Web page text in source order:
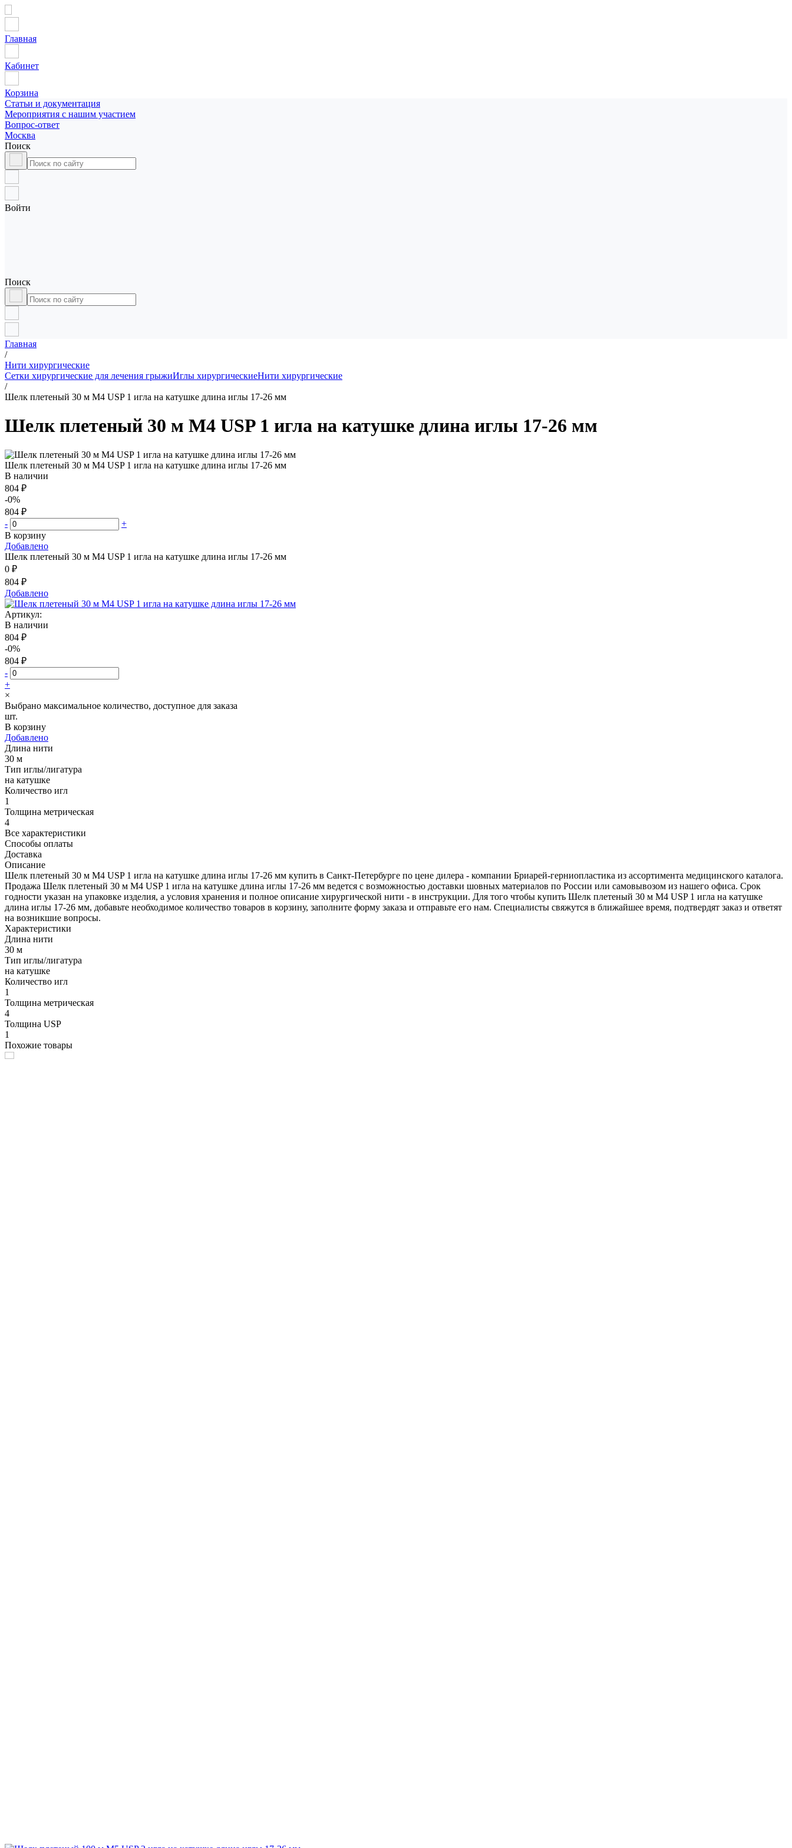
Главная
Кабинет
Корзина
Статьи и документация
Мероприятия с нашим участием
Вопрос-ответ
Москва
Поиск
Войти
Поиск
Главная
/
Нити хирургические
Сетки хирургические для лечения грыжиИглы хирургическиеНити хирургические
/
Шелк плетеный 30 м М4 USP 1 игла на катушке длина иглы 17-26 мм
Шелк плетеный 30 м М4 USP 1 игла на катушке длина иглы 17-26 мм
Шелк плетеный 30 м М4 USP 1 игла на катушке длина иглы 17-26 мм
В наличии
804 ₽
-0%
804 ₽
-
+
В корзину
Добавлено
Шелк плетеный 30 м М4 USP 1 игла на катушке длина иглы 17-26 мм
0 ₽
804 ₽
Добавлено
Артикул:
В наличии
804 ₽
-0%
804 ₽
-
+
×
Выбрано максимальное количество, доступное для заказа
шт.
В корзину
Добавлено
Длина нити
30 м
Тип иглы/лигатура
на катушке
Количество игл
1
Толщина метрическая
4
Все характеристики
Способы оплаты
Доставка
Описание
Шелк плетеный 30 м М4 USP 1 игла на катушке длина иглы 17-26 мм купить в Санкт-Петербурге по цене дилера - компании Бриарей-герниопластика из ассортимента медицинского каталога.
Продажа Шелк плетеный 30 м М4 USP 1 игла на катушке длина иглы 17-26 мм ведется с возможностью доставки шовных материалов по России или самовывозом из нашего офиса. Срок
годности указан на упаковке изделия, а условия хранения и полное описание хирургической нити - в инструкции. Для того чтобы купить Шелк плетеный 30 м М4 USP 1 игла на катушке
длина иглы 17-26 мм, добавьте необходимое количество товаров в корзину, заполните форму заказа и отправьте его нам. Специалисты свяжутся в ближайшее время, подтвердят заказ и ответят
на возникшие вопросы.
Характеристики
Длина нити
30 м
Тип иглы/лигатура
на катушке
Количество игл
1
Толщина метрическая
4
Толщина USP
1
Похожие товары